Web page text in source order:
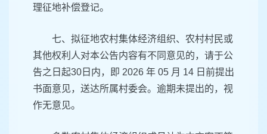
理征地补偿登记。
七、拟征地农村集体经济组织、农村村民或
其他权利人对本公告内容有不同意见的，请于公
告之日起30日内，即 2026 年 05 月 14 日前提出
书面意见，送达所属村委会。逾期未提出的，视
作无意见。